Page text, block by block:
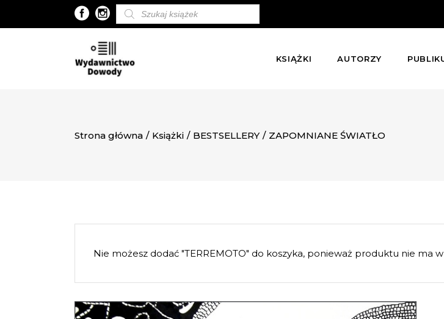
Wyszukiwarka
produktów
KSIĄŻKI AUTORZY
Strona główna / Książki / BESTSELLERY / ZAPOMNIANE ŚWIATŁO
Nie możesz dodać "TERREMOTO" do koszyka, ponieważ produktu nie ma